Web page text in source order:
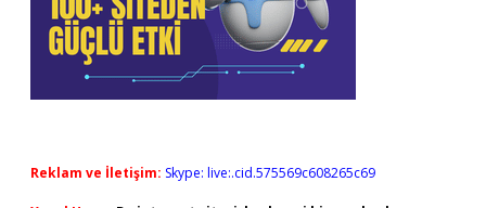
Reklam ve İletişim: Skype: live:.cid.575569c608265c69